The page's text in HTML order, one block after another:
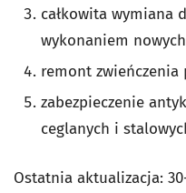
całkowita wymiana
wykonaniem
remont zwieńczenia
zabezpieczenie
ceglanych i
Ostatnia aktualizacja: